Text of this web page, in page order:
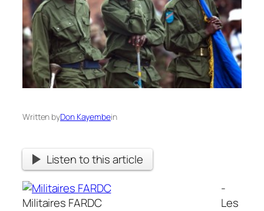
Written byDon Kayembein
Listen to this article
Militaires FARDC
-
Les